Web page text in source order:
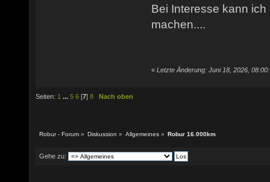
Bei Interesse kann
machen....
« Letzte Änderung: Juni 18, 2026,
Seiten: 1 ... 5 6 [7] 8 Nach oben
Robur - Forum » Diskussion » Allgemeines » Robur 16.000km
Gehe zu: